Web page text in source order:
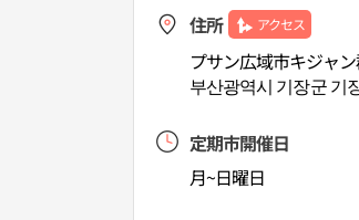
住所 アクセス
プサン広域市キジャ
부산광역시 기장군 기
定期市開催日
月~日曜日